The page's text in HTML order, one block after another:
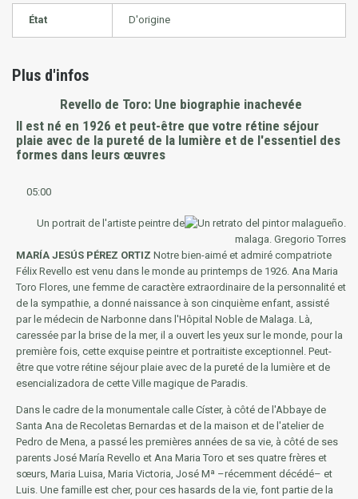
État D'origine
Plus d'infos
Revello de Toro: Une biographie inachevée
Il est né en 1926 et peut-être que votre rétine séjour
plaie avec de la pureté de la lumière et de l'essentiel des
formes dans leurs œuvres
05:00
Un portrait de l'artiste peintre de
malaga. Gregorio Torres
MARÍA JESÚS PÉREZ ORTIZ Notre bien-aimé et admiré compatriote
Félix Revello est venu dans le monde au printemps de 1926. Ana Maria
Toro Flores, une femme de caractère extraordinaire de la personnalité et
de la sympathie, a donné naissance à son cinquième enfant, assisté
par le médecin de Narbonne dans l'Hôpital Noble de Malaga. Là,
caressée par la brise de la mer, il a ouvert les yeux sur le monde, pour la
première fois, cette exquise peintre et portraitiste exceptionnel. Peut-
être que votre rétine séjour plaie avec de la pureté de la lumière et de
esencializadora de cette Ville magique de Paradis.
Dans le cadre de la monumentale calle Císter, à côté de l'Abbaye de
Santa Ana de Recoletas Bernardas et de la maison et de l'atelier de
Pedro de Mena, a passé les premières années de sa vie, à côté de ses
parents José María Revello et Ana Maria Toro et ses quatre frères et
sœurs, Maria Luisa, Maria Victoria, José Mª –récemment décédé– et
Luis. Une famille est cher, pour ces hasards de la vie, font partie de la